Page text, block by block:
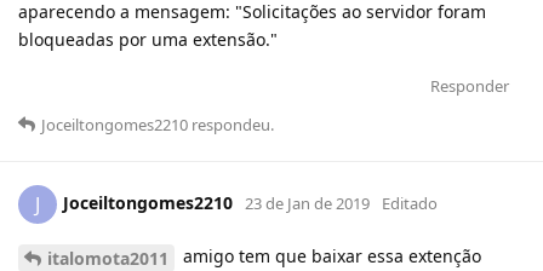
aparecendo a mensagem: "Solicitações ao servidor foram
bloqueadas por uma extensão."
Responder
Joceiltongomes2210 respondeu.
J Joceiltongomes2210 23 de Jan de 2019 Editado
italomota2011
amigo tem que baixar essa extenção